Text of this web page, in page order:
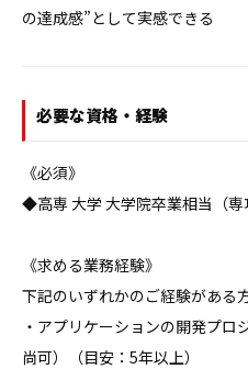
の達成感”として実感できる
必要な資格・経験
《必須》
◆高専 大学 大学院卒業相当（専
《求める業務経験》
下記のいずれかのご経験がある
・アプリケーションの開発プロ
尚可）（目安：5年以上）